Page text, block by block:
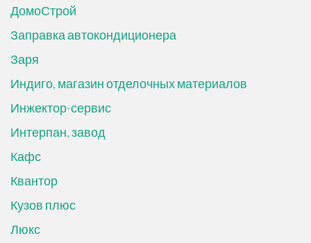
ДомоСтрой
Заправка автокондиционера
Заря
Индиго, магазин отделочных материалов
Инжектор-сервис
Интерпан, завод
Кафс
Квантор
Кузов плюс
Люкс